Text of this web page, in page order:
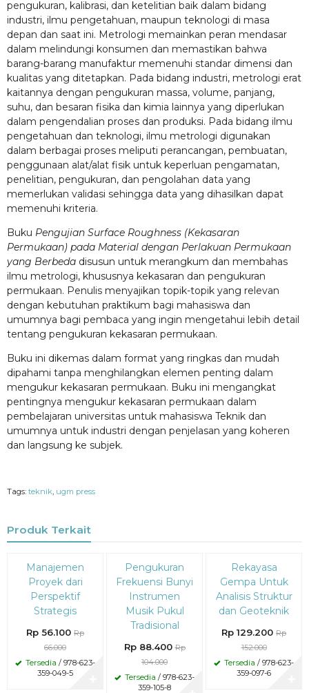
pengukuran, kalibrasi, dan ketelitian baik dalam bidang
industri, ilmu pengetahuan, maupun teknologi di masa
depan dan saat ini. Metrologi memainkan peran mendasar
dalam melindungi konsumen dan memastikan bahwa
barang-barang manufaktur memenuhi standar dimensi dan
kualitas yang ditetapkan. Pada bidang industri, metrologi erat
kaitannya dengan pengukuran massa, volume, panjang,
suhu, dan besaran fisika dan kimia lainnya yang diperlukan
dalam pengendalian proses dan produksi. Pada bidang ilmu
pengetahuan dan teknologi, ilmu metrologi digunakan
dalam berbagai proses meliputi perancangan, pembuatan,
penggunaan alat/alat fisik untuk keperluan pengamatan,
penelitian, pengukuran, dan pengolahan data yang
memerlukan validasi sehingga data yang dihasilkan dapat
memenuhi kriteria.
Buku Pengujian Surface Roughness (Kekasaran
Permukaan) pada Material dengan Perlakuan Permukaan
yang Berbeda disusun untuk merangkum dan membahas
ilmu metrologi, khususnya kekasaran dan pengukuran
permukaan. Penulis menyajikan topik-topik yang relevan
dengan kebutuhan praktikum bagi mahasiswa dan
umumnya bagi pembaca yang ingin mengetahui lebih detail
tentang pengukuran kekasaran permukaan.
Buku ini dikemas dalam format yang ringkas dan mudah
dipahami tanpa menghilangkan elemen penting dalam
mengukur kekasaran permukaan. Buku ini mengangkat
pentingnya mengukur kekasaran permukaan dalam
pembelajaran universitas untuk mahasiswa Teknik dan
umumnya untuk industri dengan penjelasan yang koheren
dan langsung ke subjek.
Tags: teknik ugm press
Produk Terkait
Diskon
15%Manajemen
Proyek dari
Perspektif
Strategis
Rp 56.100 Rp
66.000
Tersedia / 978-623-
359-049-5
Diskon
15%Pengukuran
Frekuensi Bunyi
Instrumen
Musik Pukul
Tradisional
Rp 88.400 Rp
104.000
Tersedia / 978-623-
359-105-8
DiskonRekayasa
Gempa Untuk
Analisis Struktur
dan Geoteknik
Rp 129.200 Rp
152.000
Tersedia / 978-623-
359-097-6